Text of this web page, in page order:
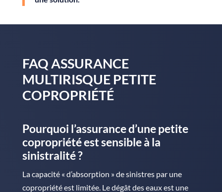
FAQ ASSURANCE
MULTIRISQUE PETITE
COPROPRIÉTÉ
Pourquoi l’assurance d’une petite
copropriété est sensible à la
sinistralité ?
La capacité « d’absorption » de sinistres par une
copropriété est limitée. Le dégât des eaux est une